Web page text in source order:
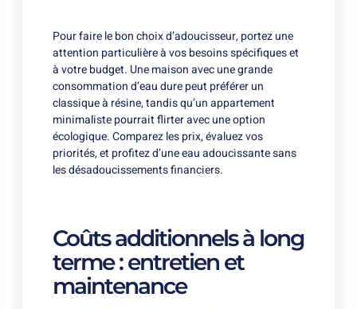
Pour faire le bon choix d’adoucisseur, portez une
attention particulière à vos besoins spécifiques et
à votre budget. Une maison avec une grande
consommation d’eau dure peut préférer un
classique à résine, tandis qu’un appartement
minimaliste pourrait flirter avec une option
écologique. Comparez les prix, évaluez vos
priorités, et profitez d’une eau adoucissante sans
les désadoucissements financiers.
Coûts additionnels à long
terme : entretien et
maintenance